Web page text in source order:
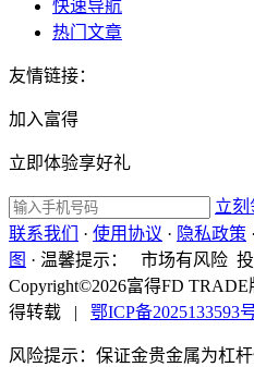
快速导航
热门文章
友情链接：
加入富得
立即体验享好礼
立刻
联系我们
· 使用协议 · 隐私政策 ·
图 · 温馨提示：
市场有风险
Copyright©2026富得FD
得转载
| 鄂ICP备2025133593
风险提示：保证金贵金属为杠